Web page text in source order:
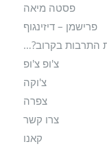
פסטה מיאה
פרישמן – דיזינגוף
התרבות בקרוב?…
צ'ופ צ'ופ
צ'וקה
צפרה
צרו קשר
קאנו